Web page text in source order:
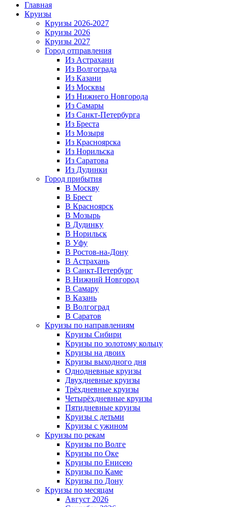
Главная
Круизы
Круизы 2026-2027
Круизы 2026
Круизы 2027
Город отправления
Из Астрахани
Из Волгограда
Из Казани
Из Москвы
Из Нижнего Новгорода
Из Самары
Из Санкт-Петербурга
Из Бреста
Из Мозыря
Из Красноярска
Из Норильска
Из Саратова
Из Дудинки
Город прибытия
В Москву
В Брест
В Красноярск
В Мозырь
В Дудинку
В Норильск
В Уфу
В Ростов-на-Дону
В Астрахань
В Санкт-Петербург
В Нижний Новгород
В Самару
В Казань
В Волгоград
В Саратов
Круизы по направлениям
Круизы Сибири
Круизы по золотому кольцу
Круизы на двоих
Круизы выходного дня
Однодневные круизы
Двухдневные круизы
Трёхдневные круизы
Четырёхдневные круизы
Пятидневные круизы
Круизы с детьми
Круизы с ужином
Круизы по рекам
Круизы по Волге
Круизы по Оке
Круизы по Енисею
Круизы по Каме
Круизы по Дону
Круизы по месяцам
Август 2026